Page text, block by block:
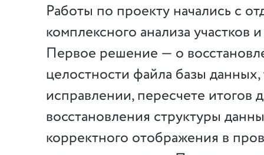
Работы по проекту начались с
комплексного анализа участков
Первое решение — о
целостности файла базы
исправлении, пересчете итогов
восстановления структуры
корректного отображения в